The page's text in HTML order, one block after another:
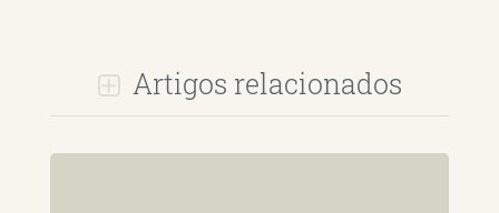
Artigos relacionados